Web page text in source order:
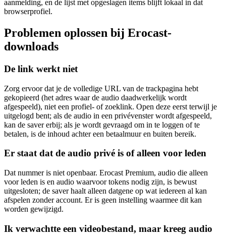
aanmelding, en de lijst met opgeslagen items blijft lokaal in dat
browserprofiel.
Problemen oplossen bij Erocast-
downloads
De link werkt niet
Zorg ervoor dat je de volledige URL van de trackpagina hebt
gekopieerd (het adres waar de audio daadwerkelijk wordt
afgespeeld), niet een profiel- of zoeklink. Open deze eerst terwijl je
uitgelogd bent; als de audio in een privévenster wordt afgespeeld,
kan de saver erbij; als je wordt gevraagd om in te loggen of te
betalen, is de inhoud achter een betaalmuur en buiten bereik.
Er staat dat de audio privé is of alleen voor leden
Dat nummer is niet openbaar. Erocast Premium, audio die alleen
voor leden is en audio waarvoor tokens nodig zijn, is bewust
uitgesloten; de saver haalt alleen datgene op wat iedereen al kan
afspelen zonder account. Er is geen instelling waarmee dit kan
worden gewijzigd.
Ik verwachtte een videobestand, maar kreeg audio